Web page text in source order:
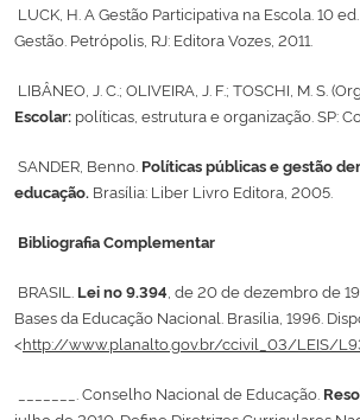
LUCK, H. A Gestão Participativa na Escola. 10
Gestão. Petrópolis, RJ: Editora Vozes, 2011.
LIBÂNEO, J. C.; OLIVEIRA, J. F.; TOSCHI, M. S.
Escolar: políticas, estrutura e organização. SP:
SANDER, Benno. Políticas públicas e gestão
educação. Brasília: Liber Livro Editora, 2005.
Bibliografia Complementar
BRASIL. Lei no9.394 , de 20 de dezembro de
Bases da Educação Nacional. Brasília, 1996.
<http://www.planalto.gov.br/ccivil_03/LEIS/
_______. Conselho Nacional de Educação.